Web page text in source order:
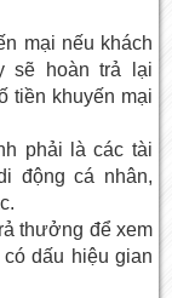
mại nếu khách
sẽ hoàn trả lại
tiền khuyến mại
phải là các tài
động cá nhân,
thưởng để xem
dấu hiệu gian